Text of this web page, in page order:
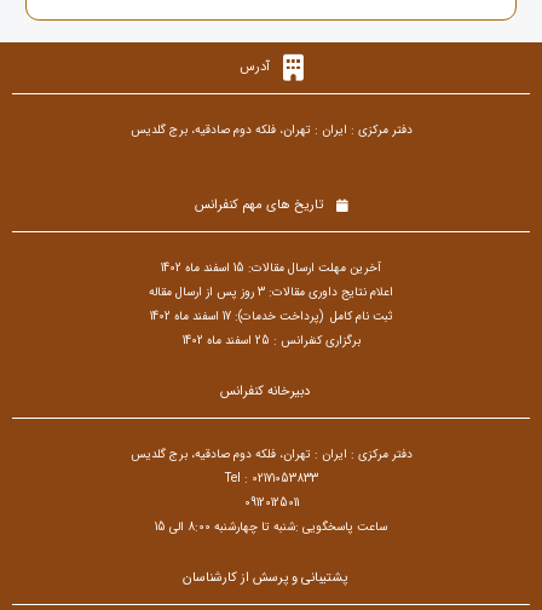
آدرس
دفتر مرکزی : ایران : تهران، فلکه دوم صادقیه، برج گلدیس
تاریخ های مهم کنفرانس
آخرین مهلت ارسال مقالات: 15 اسفند ماه 1402
اعلام نتایج داوری مقالات: 3 روز پس از ارسال مقاله
ثبت نام کامل (پرداخت خدمات): 17 اسفند ماه 1402
برگزاری کنفرانس : 25 اسفند ماه 1402
دبیرخانه کنفرانس
دفتر مرکزی : ایران : تهران، فلکه دوم صادقیه، برج گلدیس
Tel : 02171053833
09120125011
ساعت پاسخگویی :شنبه تا چهارشنبه 8:00 الی 15
پشتیبانی و پرسش از کارشناسان